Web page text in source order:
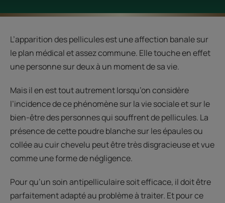
L’apparition des pellicules est une affection banale sur
le plan médical et assez commune. Elle touche en effet
une personne sur deux à un moment de sa vie.
Mais il en est tout autrement lorsqu’on considère
l’incidence de ce phénomène sur la vie sociale et sur le
bien-être des personnes qui souffrent de pellicules. La
présence de cette poudre blanche sur les épaules ou
collée au cuir chevelu peut être très disgracieuse et vue
comme une forme de négligence.
Pour qu’un soin antipelliculaire soit efficace, il doit être
parfaitement adapté au problème à traiter. Et pour ce